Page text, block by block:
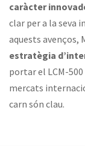
caràcter
clar per a la seva
aquests avenços,
estratègia
portar el LCM-
mercats
carn són clau.